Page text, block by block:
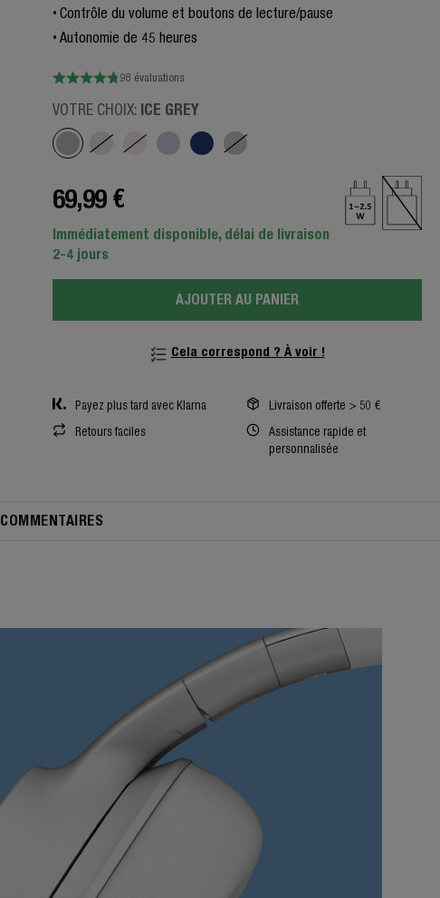
Contrôle du volume et boutons de lecture/pause
Autonomie de 45 heures
98 évaluations
VOTRE CHOIX: ICE GREY
69,99 €
Immédiatement disponible, délai de livraison
2-4 jours
AJOUTER AU PANIER
Cela correspond ? À voir !
Payez plus tard avec Klarna
Livraison offerte > 50 €
Retours faciles
Assistance rapide et
personnalisée
COMMENTAIRES